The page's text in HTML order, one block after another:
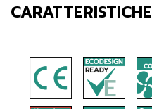
CARATTERISTICHE